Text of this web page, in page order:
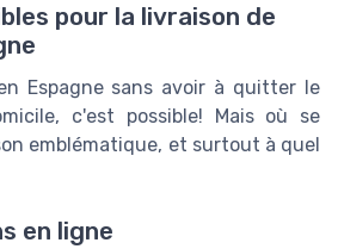
pour la livraison de
Espagne sans avoir à quitter le
c'est possible! Mais où se
emblématique, et surtout à quel
en ligne